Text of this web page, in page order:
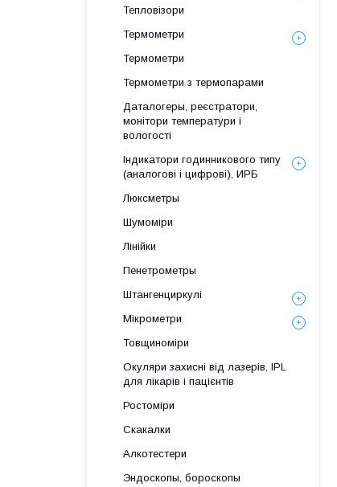
Тепловізори
Термометри
Термометри
Термометри з термопарами
Даталогеры, реєстратори,
монітори температури і
вологості
Індикатори годинникового типу
(аналогові і цифрові), ИРБ
Люксметры
Шумоміри
Лінійки
Пенетрометры
Штангенциркулі
Мікрометри
Товщиноміри
Окуляри захисні від лазерів, IPL
для лікарів і пацієнтів
Ростоміри
Скакалки
Алкотестери
Эндоскопы, бороскопы